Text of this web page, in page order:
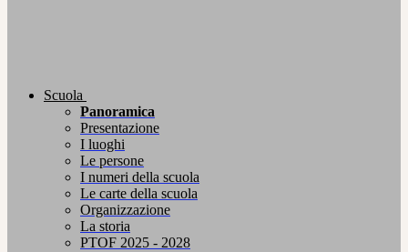
Scuola
Panoramica
Presentazione
I luoghi
Le persone
I numeri della scuola
Le carte della scuola
Organizzazione
La storia
PTOF 2025 - 2028